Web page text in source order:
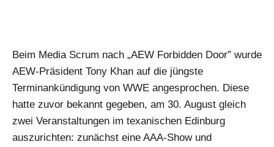
Beim Media Scrum nach „AEW Forbidden Door” wurde
AEW-Präsident Tony Khan auf die jüngste
Terminankündigung von WWE angesprochen. Diese
hatte zuvor bekannt gegeben, am 30. August gleich
zwei Veranstaltungen im texanischen Edinburg
auszurichten: zunächst eine AAA-Show und